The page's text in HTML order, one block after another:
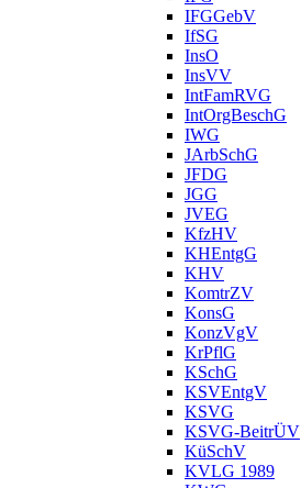
IFGGebV
IfSG
InsO
InsVV
IntFamRVG
IntOrgBeschG
IWG
JArbSchG
JFDG
JGG
JVEG
KfzHV
KHEntgG
KHV
KomtrZV
KonsG
KonzVgV
KrPflG
KSchG
KSVEntgV
KSVG
KSVG-BeitrÜV
KüSchV
KVLG 1989